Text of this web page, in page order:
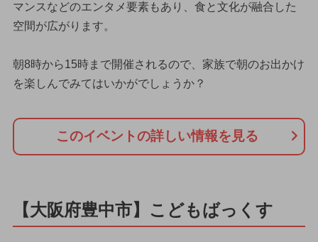
マンスなどのエンタメ要素もあり、食と文化が融合した
空間が広がります。
朝8時から15時まで開催されるので、家族で朝のお出かけ
を楽しんでみてはいかがでしょうか？
このイベントの詳しい情報を見る
【大阪府豊中市】こどもばっくす